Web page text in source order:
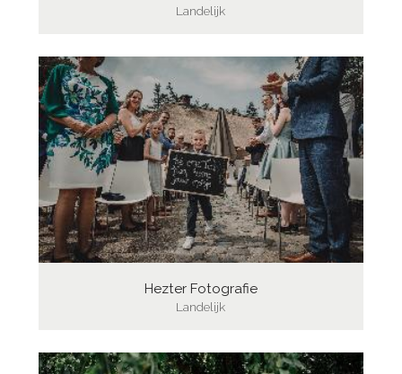
Landelijk
Hezter Fotografie
Landelijk